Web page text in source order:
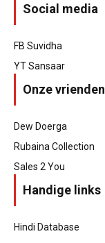
Social media
FB Suvidha
YT Sansaar
Onze vrienden
Dew Doerga
Rubaina Collection
Sales 2 You
Handige links
Hindi Database